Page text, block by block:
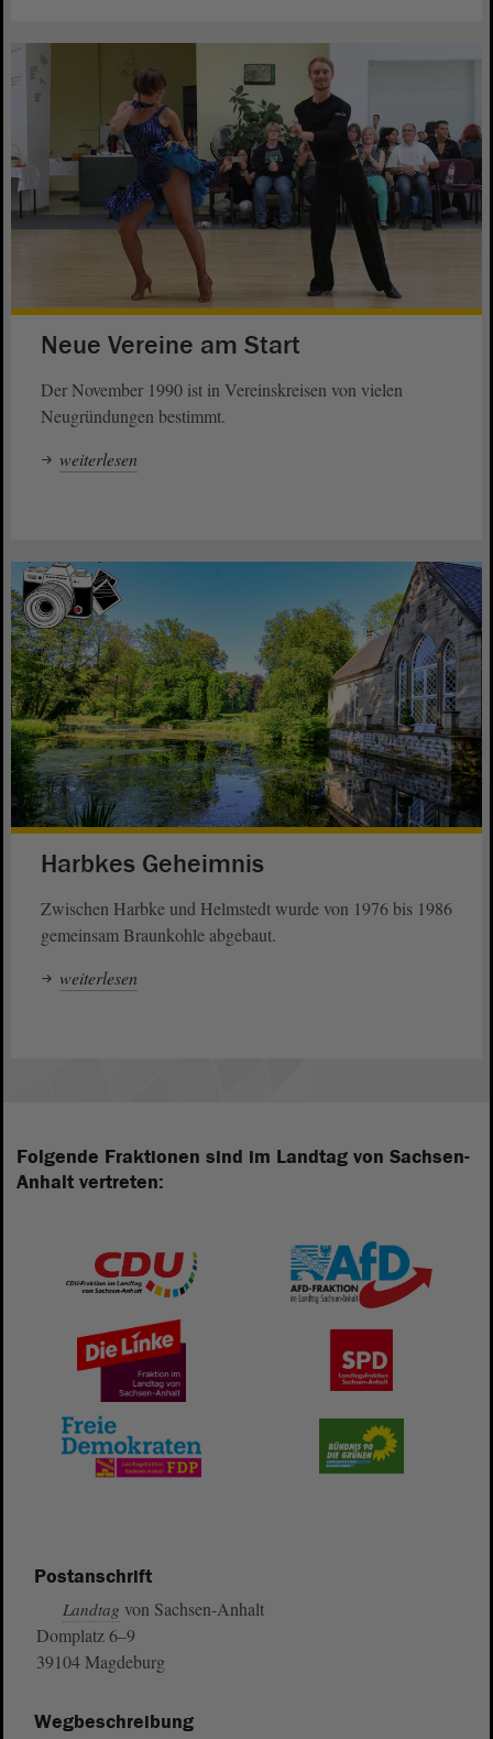
Neue Vereine am Start
Der November 1990 ist in Vereinskreisen von vielen
Neugründungen bestimmt.
weiterlesen
Harbkes Geheimnis
Zwischen Harbke und Helmstedt wurde von 1976 bis 1986
gemeinsam Braunkohle abgebaut.
weiterlesen
Folgende Fraktionen sind im Landtag von Sachsen-
Anhalt vertreten:
Postanschrift
Landtag von Sachsen-Anhalt
Domplatz 6–9
39104 Magdeburg
Wegbeschreibung